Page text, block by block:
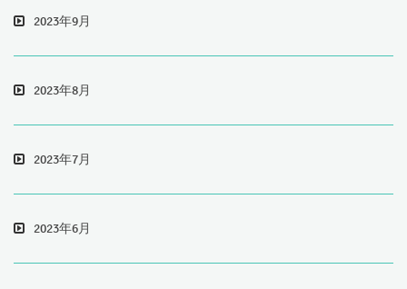
2023年9月
2023年8月
2023年7月
2023年6月